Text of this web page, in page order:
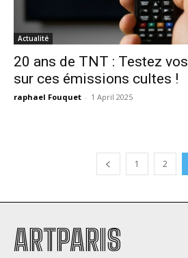
Actualité
20 ans de TNT : Testez
sur ces émissions cultes !
raphael Fouquet - 1 April 2025
1 2
ARTPARIS